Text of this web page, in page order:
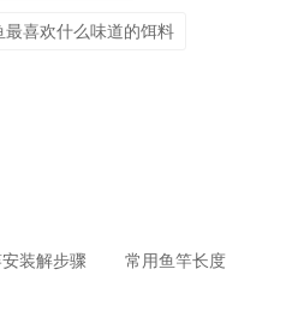
最喜欢什么味道的饵料
装解步骤 常用鱼竿长度